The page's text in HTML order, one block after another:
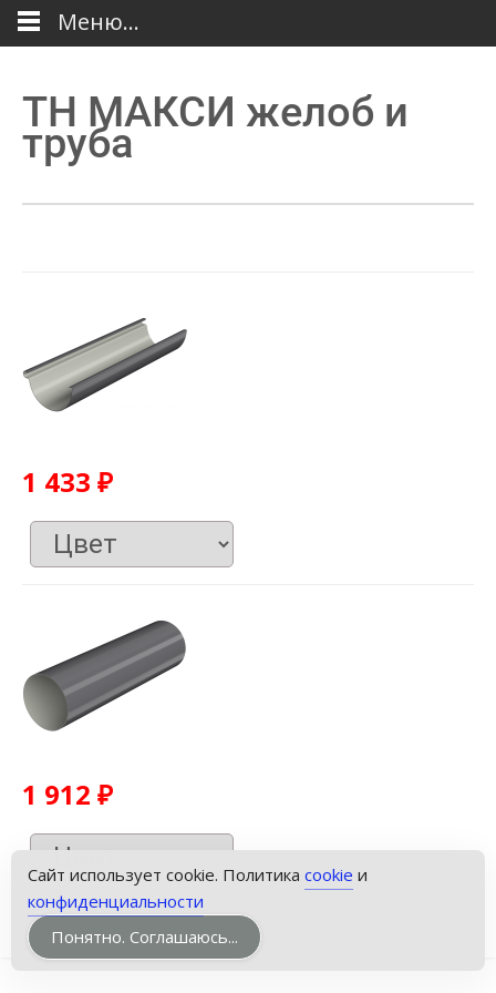
ТН МАКСИ желоб и
труба
1 433 ₽
1 912 ₽
Сайт использует cookie. Политика cookie и
конфиденциальности
Понятно. Соглашаюсь...
Меню...